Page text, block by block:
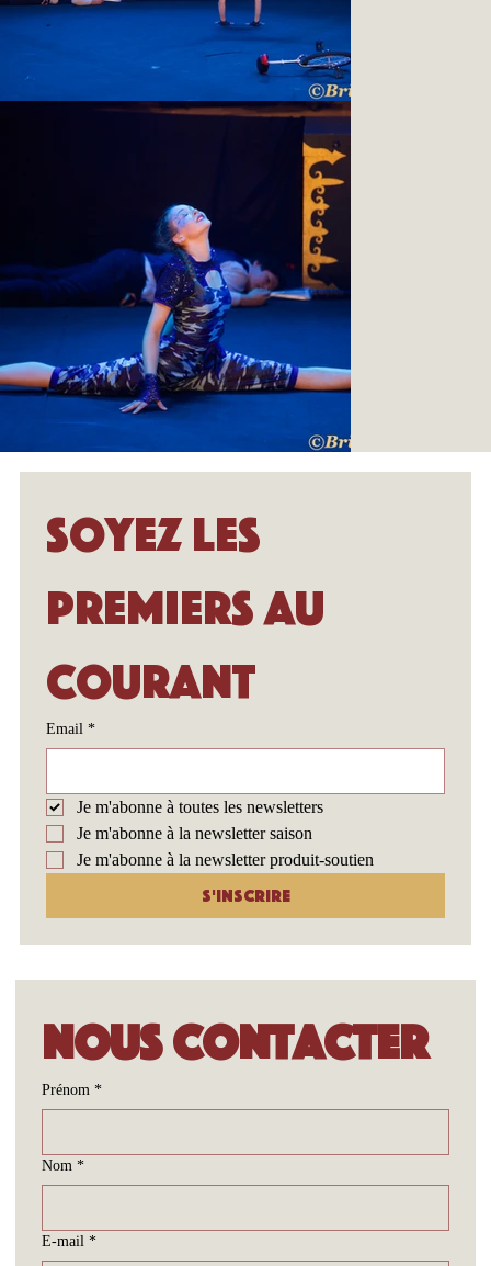
Soyez les
premiers au
courant
Email *
Je m'abonne à toutes les newsletters
Je m'abonne à la newsletter saison
Je m'abonne à la newsletter produit-soutien
S'inscrire
Nous contacter
Prénom *
Nom *
E-mail *